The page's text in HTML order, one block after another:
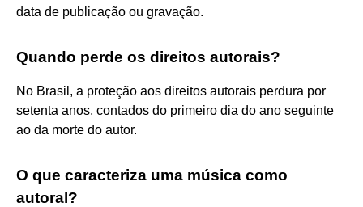
data de publicação ou gravação.
Quando perde os direitos autorais?
No Brasil, a proteção aos direitos autorais perdura por
setenta anos, contados do primeiro dia do ano seguinte
ao da morte do autor.
O que caracteriza uma música como
autoral?